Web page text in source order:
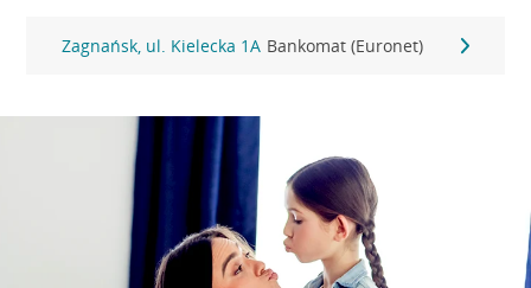
Zagnańsk, ul. Kielecka 1A Bankomat (Euronet)